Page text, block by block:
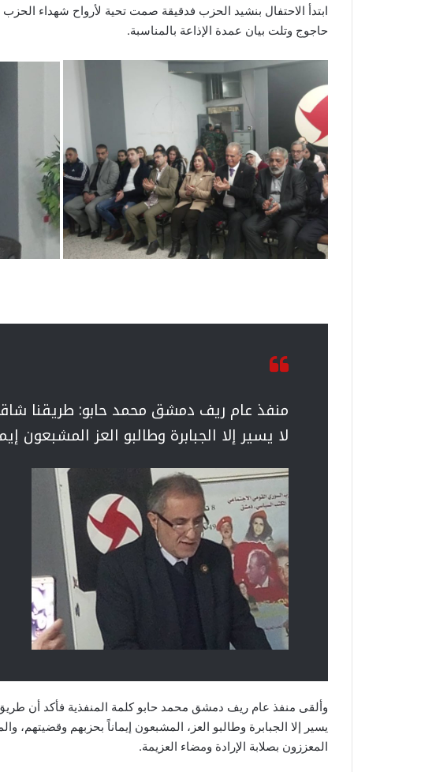
ابتدأ الاحتفال بنشيد الحزب فدقيقة صمت تحية لأرواح شهداء الحزب
حاجوج وتلت بيان عمدة الإذاعة بالمناسبة.
منفذ عام ريف دمشق محمد حابو: طريقنا
لا يسير إلا الجبابرة وطالبو العز المشبعون
وألقى منفذ عام ريف دمشق محمد حابو كلمة المنفذية فأكد أن
يسير إلا الجبابرة وطالبو العز، المشبعون إيماناً بحزبهم وقضيتهم،
المعززون بصلابة الإرادة ومضاء العزيمة.